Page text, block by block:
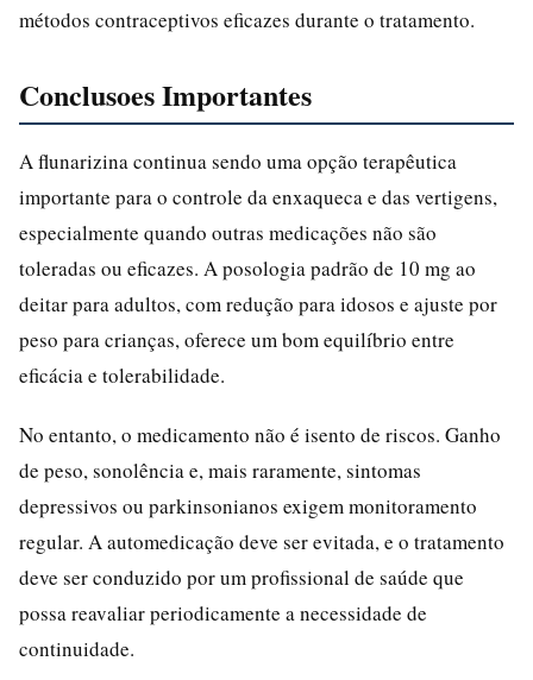
métodos contraceptivos eficazes durante o tratamento.
Conclusoes Importantes
A flunarizina continua sendo uma opção terapêutica
importante para o controle da enxaqueca e das vertigens,
especialmente quando outras medicações não são
toleradas ou eficazes. A posologia padrão de 10 mg ao
deitar para adultos, com redução para idosos e ajuste por
peso para crianças, oferece um bom equilíbrio entre
eficácia e tolerabilidade.
No entanto, o medicamento não é isento de riscos. Ganho
de peso, sonolência e, mais raramente, sintomas
depressivos ou parkinsonianos exigem monitoramento
regular. A automedicação deve ser evitada, e o tratamento
deve ser conduzido por um profissional de saúde que
possa reavaliar periodicamente a necessidade de
continuidade.